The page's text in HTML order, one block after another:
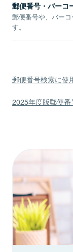
郵便番号・バーコ
郵便番号や、バー
す。
郵便番号検索に使
2025年度版郵便